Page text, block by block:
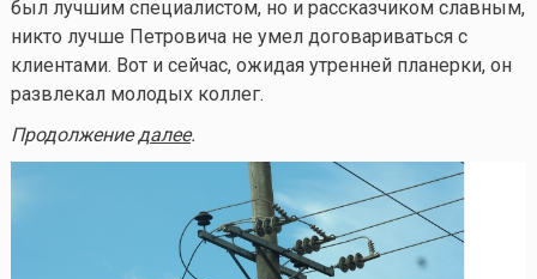
был лучшим специалистом, но и рассказчиком славным,
никто лучше Петровича не умел договариваться с
клиентами. Вот и сейчас, ожидая утренней планерки, он
развлекал молодых коллег.
Продолжениедалее.